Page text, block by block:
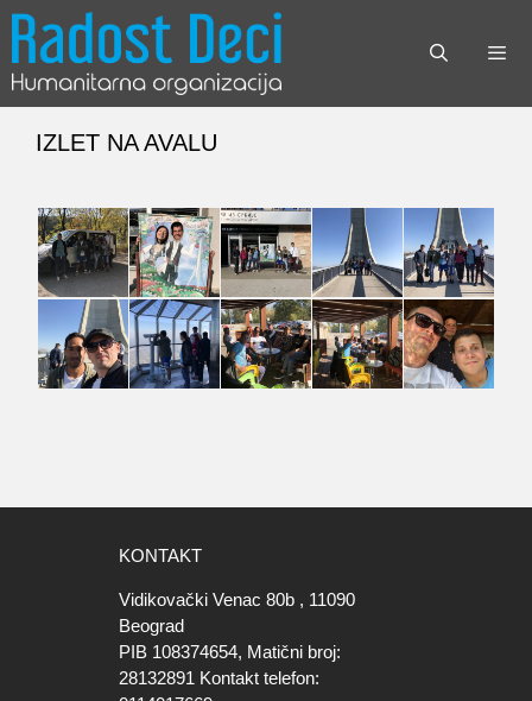
Skip
content
IZLET NA AVALU
KONTAKT
Vidikovački Venac 80b , 11090
Beograd
PIB 108374654, Matični broj:
28132891 Kontakt telefon: